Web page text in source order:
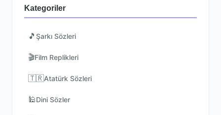
Kategoriler
🎵 Şarkı Sözleri
🎬Film Replikleri
🇹🇷Atatürk Sözleri
🕌Dini Sözler